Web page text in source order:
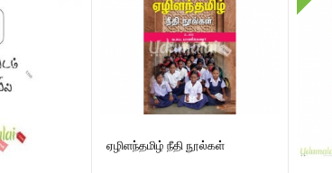
ஏழிளந்தமிழ் நீதி நூல்கள்